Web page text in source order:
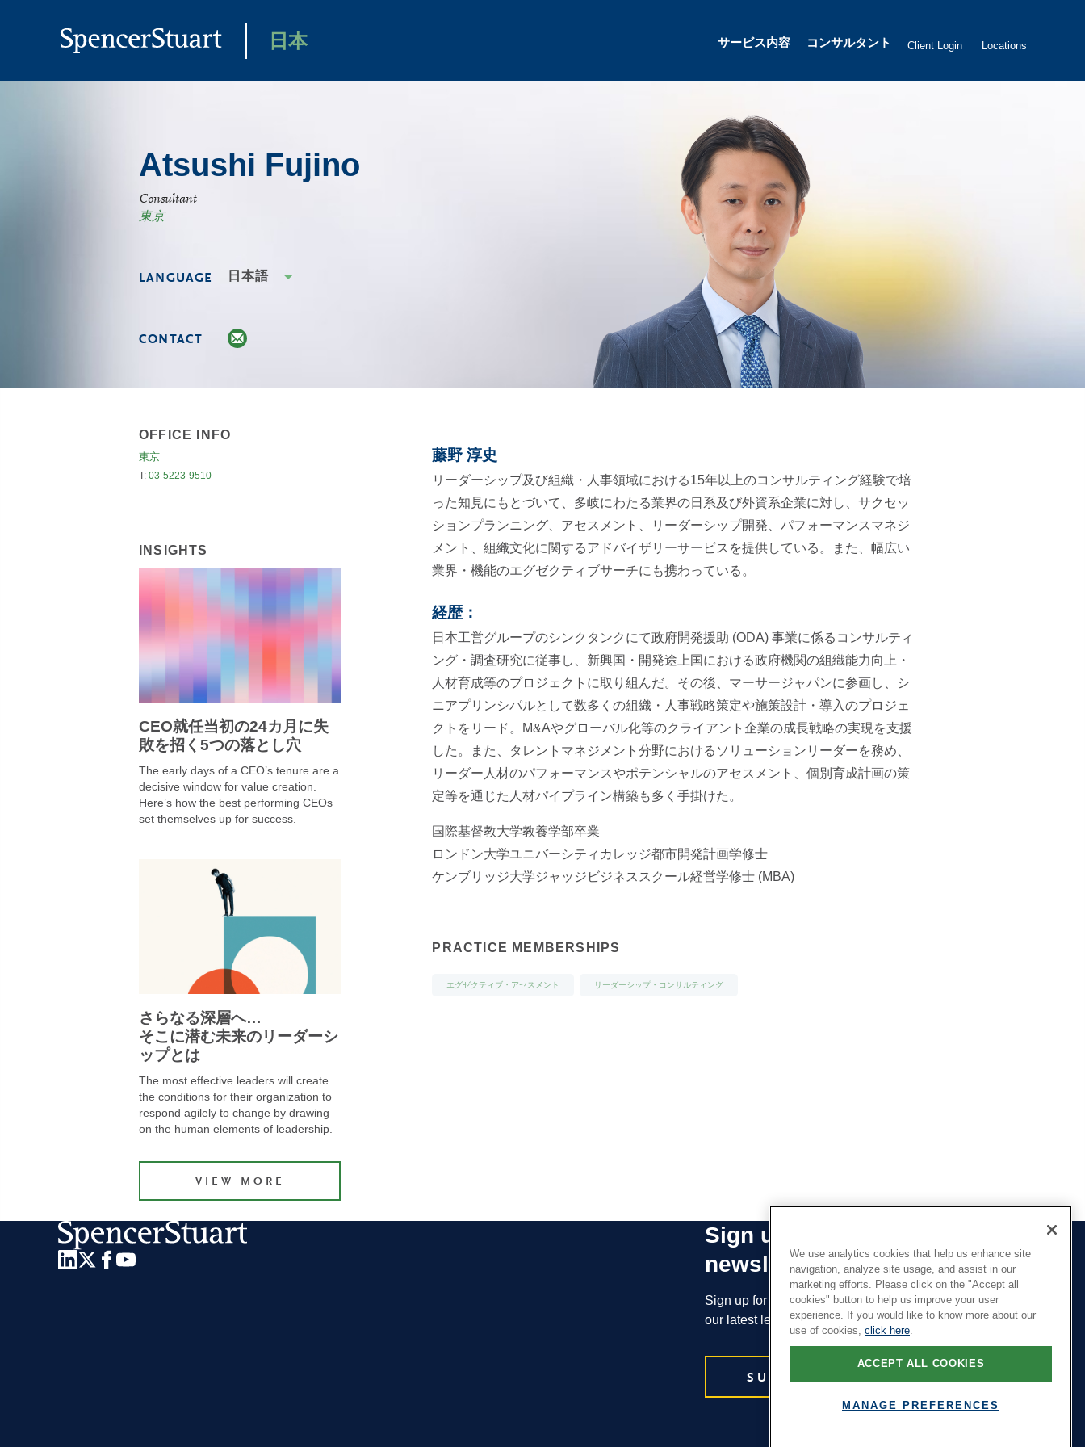
日本 サービス内容 コンサルタント Client Login Locations
Atsushi Fujino
Consultant
東京
LANGUAGE 日本語
CONTACT
藤野 淳史
リーダーシップ及び組織・人事領域における15年以上のコンサルティング経験で培
った知見にもとづいて、多岐にわたる業界の日系及び外資系企業に対し、サクセッ
ションプランニング、アセスメント、リーダーシップ開発、パフォーマンスマネジ
メント、組織文化に関するアドバイザリーサービスを提供している。また、幅広い
業界・機能のエグゼクティブサーチにも携わっている。
経歴：
日本工営グループのシンクタンクにて政府開発援助 (ODA) 事業に係るコンサルティ
ング・調査研究に従事し、新興国・開発途上国における政府機関の組織能力向上・
人材育成等のプロジェクトに取り組んだ。その後、マーサージャパンに参画し、シ
ニアプリンシパルとして数多くの組織・人事戦略策定や施策設計・導入のプロジェ
クトをリード。M&Aやグローバル化等のクライアント企業の成長戦略の実現を支援
した。また、タレントマネジメント分野におけるソリューションリーダーを務め、
リーダー人材のパフォーマンスやポテンシャルのアセスメント、個別育成計画の策
定等を通じた人材パイプライン構築も多く手掛けた。
国際基督教大学教養学部卒業
ロンドン大学ユニバーシティカレッジ都市開発計画学修士
ケンブリッジ大学ジャッジビジネススクール経営学修士 (MBA)
PRACTICE MEMBERSHIPS
エグゼクティブ・アセスメント リーダーシップ・コンサルティング
OFFICE INFO
東京
T: 03-5223-9510
INSIGHTS
CEO就任当初の24カ月に失
敗を招く5つの落とし穴
The early days of a CEO’s tenure are a
decisive window for value creation.
Here’s how the best performing CEOs
set themselves up for success.
さらなる深層へ…
そこに潜む未来のリーダーシ
ップとは
The most effective leaders will create
the conditions for their organization to
respond agilely to change by drawing
on the human elements of leadership.
VIEW MORE
Sign up for our leadership
newsletters
Sign up for the newsletters that interest you and receive
our latest leadership research and insights.
SUBSCRIBE
We use analytics cookies that help us enhance site
navigation, analyze site usage, and assist in our
marketing efforts. Please click on the "Accept all
cookies" button to help us improve your user
experience. If you would like to know more about our
use of cookies, click here
ACCEPT ALL COOKIES
MANAGE PREFERENCES